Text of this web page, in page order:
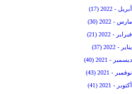
أبريل - 2022 (17)
مارس - 2022 (30)
فبراير - 2022 (21)
يناير - 2022 (37)
ديسمبر - 2021 (40)
نوفمبر - 2021 (43)
أكتوبر - 2021 (41)